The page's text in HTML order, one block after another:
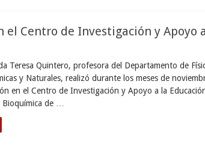
el Centro de Investigación y Apoyo
Teresa Quintero, profesora del Departamento de
y Naturales, realizó durante los meses de
en el Centro de Investigación y Apoyo a la
Bioquímica de …